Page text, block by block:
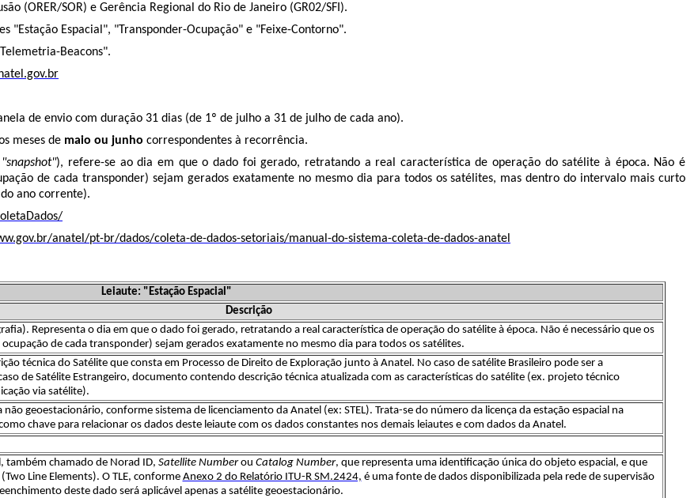
(ORER/SOR) e Gerência Regional do Rio de Janeiro (GR02/SFI).
"Estação Espacial", "Transponder-Ocupação" e "Feixe-Contorno".
Beacons".
de envio com duração 31 dias (de 1º de julho a 31 de julho de cada ano).
meses de maio ou junho correspondentes à recorrência.
"snapshot"), refere-se ao dia em que o dado foi gerado, retratando a real característica de operação do satélite à época. Não é
de cada transponder) sejam gerados exatamente no mesmo dia para todos os satélites, mas dentro do intervalo mais curto
ano corrente).
anatel/pt-br/dados/coleta-de-dados-setoriais/manual-do-sistema-coleta-de-dados-anatel
Leiaute: "Estação Espacial"
Descrição
Representa o dia em que o dado foi gerado, retratando a real característica de operação do satélite à época. Não é necessário que os
de cada transponder) sejam gerados exatamente no mesmo dia para todos os satélites.
técnica do Satélite que consta em Processo de Direito de Exploração junto à Anatel. No caso de satélite Brasileiro pode ser a
de Satélite Estrangeiro, documento contendo descrição técnica atualizada com as características do satélite (ex. projeto técnico
via satélite).
não geoestacionário, conforme sistema de licenciamento da Anatel (ex: STEL). Trata-se do número da licença da estação espacial na
chave para relacionar os dados deste leiaute com os dados constantes nos demais leiautes e com dados da Anatel.
também chamado de Norad ID, Satellite Numberou Catalog Number, que representa uma identificação única do objeto espacial, e que
Line Elements). O TLE, conformeAnexo 2 do Relatório ITU-R SM.2424, é uma fonte de dados disponibilizada pela rede de supervisão
deste dado será aplicável apenas a satélite geoestacionário.